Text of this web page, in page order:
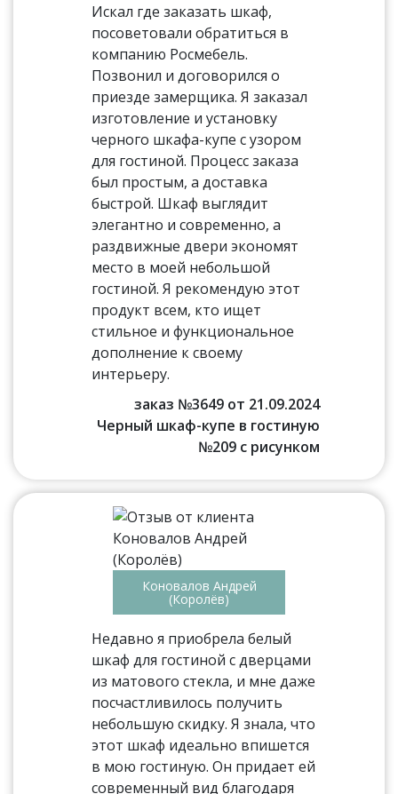
Искал где заказать шкаф,
посоветовали обратиться в
компанию Росмебель.
Позвонил и договорился о
приезде замерщика. Я заказал
изготовление и установку
черного шкафа-купе с узором
для гостиной. Процесс заказа
был простым, а доставка
быстрой. Шкаф выглядит
элегантно и современно, а
раздвижные двери экономят
место в моей небольшой
гостиной. Я рекомендую этот
продукт всем, кто ищет
стильное и функциональное
дополнение к своему
интерьеру.
заказ №3649 от 21.09.2024
Черный шкаф-купе в гостиную
№209 с рисунком
Коновалов Андрей
(Королёв)
Недавно я приобрела белый
шкаф для гостиной с дверцами
из матового стекла, и мне даже
посчастливилось получить
небольшую скидку. Я знала, что
этот шкаф идеально впишется
в мою гостиную. Он придает ей
современный вид благодаря